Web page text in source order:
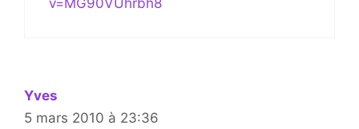
v=MG90VUhrbh8
Yves
5 mars 2010 à 23:36